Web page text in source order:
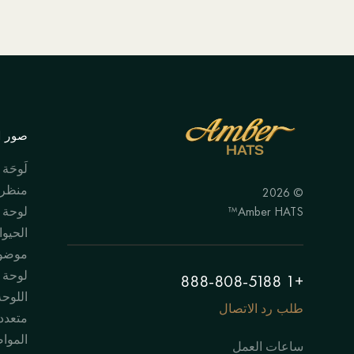
© 2026
Amber HATS™
+1 888-808-5188
طلب رد الاتصال
ساعات العمل
صور
لَوحَة
لوحة
لوحة